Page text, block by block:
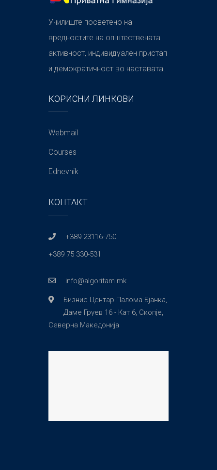
Училиште посветено на
вредностите на општествената
активност, индивидуален пристап
и демократичност во наставата.
КОРИСНИ ЛИНКОВИ
Webmail
Courses
Ednevnik
КОНТАКТ
+389 23116-750
+389 75 330-531
info@algoritam.mk
Бизнис Центар Палома Бјанка,
Даме Груев 16 - Кат 6, Скопје,
Северна Македонија